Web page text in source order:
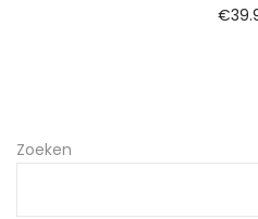
€
Zoeken